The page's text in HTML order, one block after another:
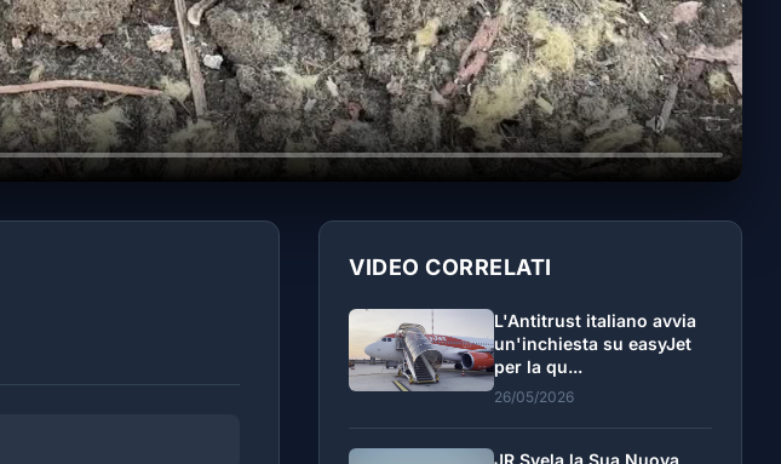
VIDEO CORRELATI
L'Antitrust italiano avvia
un'inchiesta su easyJet
per la qu...
26/05/2026
JR Svela la Sua Nuova